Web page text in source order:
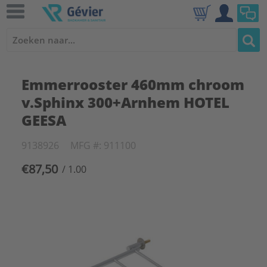
Emmerrooster 460mm chroom
v.Sphinx 300+Arnhem HOTEL
GEESA
9138926 MFG #: 911100
€87,50 / 1.00